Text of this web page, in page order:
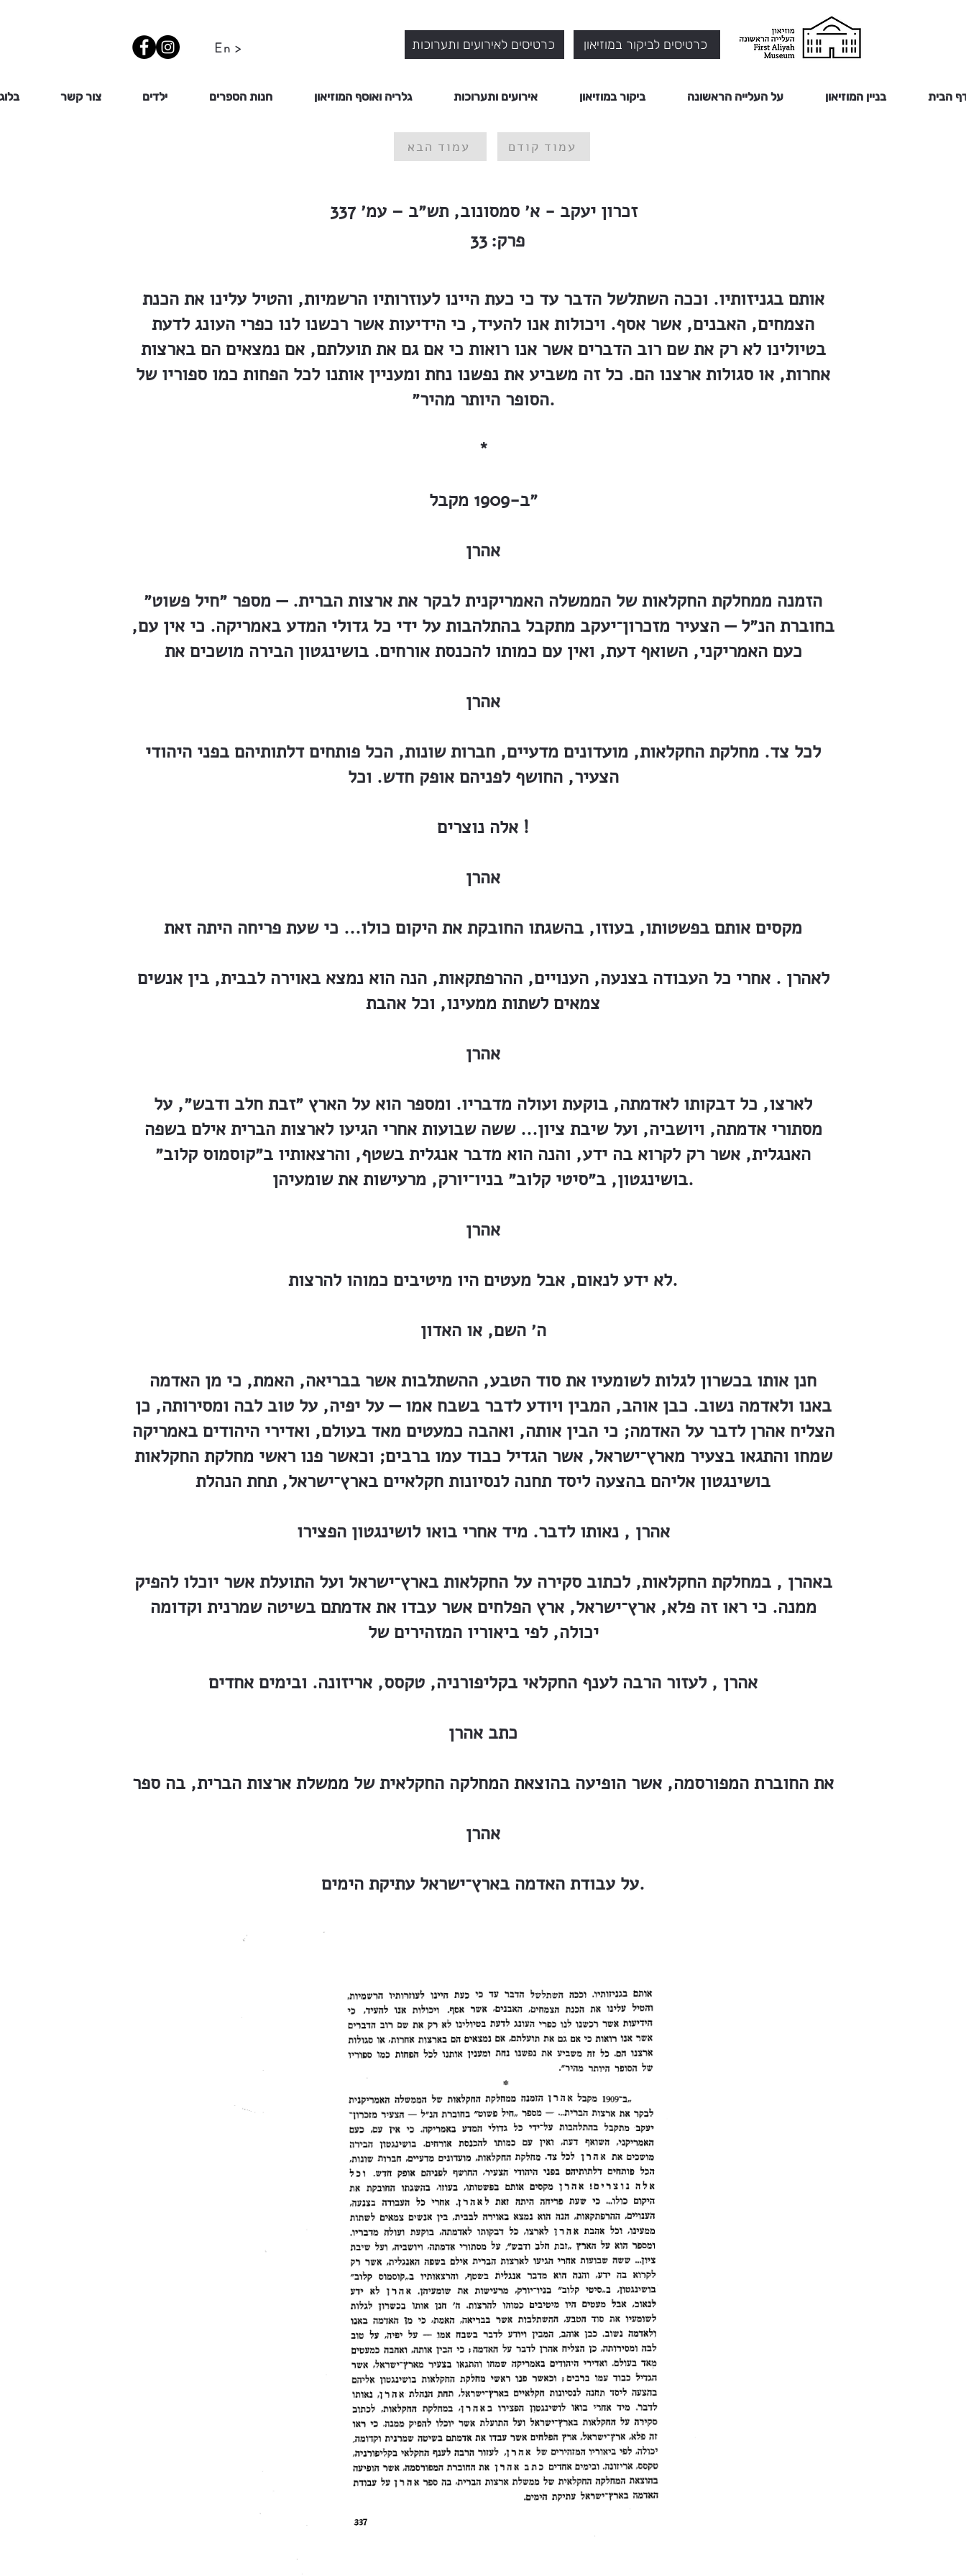
En > כרטיסים לאירועים ותערוכות כרטיסים לביקור במוזיאון
הבית בניין המוזיאון על העלייה הראשונה ביקור במוזיאון אירועים ותערוכות גלריה ואוסף המוזיאון חנות הספרים ילדים צור קשר
עמוד הבא עמוד קודם
זכרון יעקב - א׳ סמסונוב, תש״ב – עמ׳ 337
33 פרק:
אותם בגניזותיו. וככה השתלשל הדבר עד כי כעת היינו לעוזרותיו הרשמיות, והטיל עלינו את הכנת
הצמחים, האבנים, אשר אסף. ויכולות אנו להעיד, כי הידיעות אשר רכשנו לנו כפרי העונג לדעת
בטיולינו לא רק את שם רוב הדברים אשר אנו רואות כי אם גם את תועלתם, אם נמצאים הם בארצות
אחרות, או סגולות ארצנו הם. כל זה משביע את נפשנו נחת ומעניין אותנו לכל הפחות כמו ספוריו של
הסופר היותר מהיר״.
*
״ב-1909 מקבל
אהרן
הזמנה ממחלקת החקלאות של הממשלה האמריקנית לבקר את ארצות הברית. — מספר ״חיל פשוט״
בחוברת הנ״ל — הצעיר מזכרון־יעקב מתקבל בהתלהבות על ידי כל גדולי המדע באמריקה. כי אין עם,
כעם האמריקני, השואף דעת, ואין עם כמותו להכנסת אורחים. בושינגטון הבירה מושכים את
אהרן
לכל צד. מחלקת החקלאות, מועדונים מדעיים, חברות שונות, הכל פותחים דלתותיהם בפני היהודי
הצעיר, החושף לפניהם אופק חדש. וכל
אלה נוצרים !
אהרן
מקסים אותם בפשטותו, בעוזו, בהשגתו החובקת את היקום כולו... כי שעת פריחה היתה זאת
לאהרן . אחרי כל העבודה בצנעה, הענויים, ההרפתקאות, הנה הוא נמצא באוירה לבבית, בין אנשים
צמאים לשתות ממעינו, וכל אהבת
אהרן
לארצו, כל דבקותו לאדמתה, בוקעת ועולה מדבריו. ומספר הוא על הארץ ״זבת חלב ודבש״, על
מסתורי אדמתה, ויושביה, ועל שיבת ציון... ששה שבועות אחרי הגיעו לארצות הברית אילם בשפה
האנגלית, אשר רק לקרוא בה ידע, והנה הוא מדבר אנגלית בשטף, והרצאותיו ב״קוסמוס קלוב״
בושינגטון, ב״סיטי קלוב״ בניו־יורק, מרעישות את שומעיהן.
אהרן
לא ידע לנאום, אבל מעטים היו מיטיבים כמוהו להרצות.
ה׳ השם, או האדון
חנן אותו בכשרון לגלות לשומעיו את סוד הטבע, ההשתלבות אשר בבריאה, האמת, כי מן האדמה
באנו ולאדמה נשוב. כבן אוהב, המבין ויודע לדבר בשבח אמו — על יפיה, על טוב לבה ומסירותה, כן
הצליח אהרן לדבר על האדמה; כי הבין אותה, ואהבה כמעטים מאד בעולם, ואדירי היהודים באמריקה
שמחו והתגאו בצעיר מארץ־ישראל, אשר הגדיל כבוד עמו ברבים; וכאשר פנו ראשי מחלקת החקלאות
בושינגטון אליהם בהצעה ליסד תחנה לנסיונות חקלאיים בארץ־ישראל, תחת הנהלת
אהרן , נאותו לדבר. מיד אחרי בואו לושינגטון הפצירו
באהרן , במחלקת החקלאות, לכתוב סקירה על החקלאות בארץ־ישראל ועל התועלת אשר יוכלו להפיק
ממנה. כי ראו זה פלא, ארץ־ישראל, ארץ הפלחים אשר עבדו את אדמתם בשיטה שמרנית וקדומה
יכולה, לפי ביאוריו המזהירים של
אהרן , לעזור הרבה לענף החקלאי בקליפורניה, טקסס, אריזונה. ובימים אחדים
כתב אהרן
את החוברת המפורסמה, אשר הופיעה בהוצאת המחלקה החקלאית של ממשלת ארצות הברית, בה ספר
אהרן
על עבודת האדמה בארץ־ישראל עתיקת הימים.